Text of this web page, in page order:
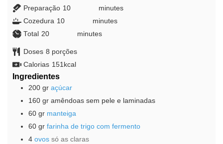
Preparação 10minutes
minutes
Cozedura 10minutes
minutes
Total 20minutes minutes
Doses 8 porções
Calorias 151 kcal
Ingredientes
200 gr açúcar
160 gr amêndoas sem pele e laminadas
60 gr manteiga
60 gr farinha de trigo com fermento
4 ovos só as claras